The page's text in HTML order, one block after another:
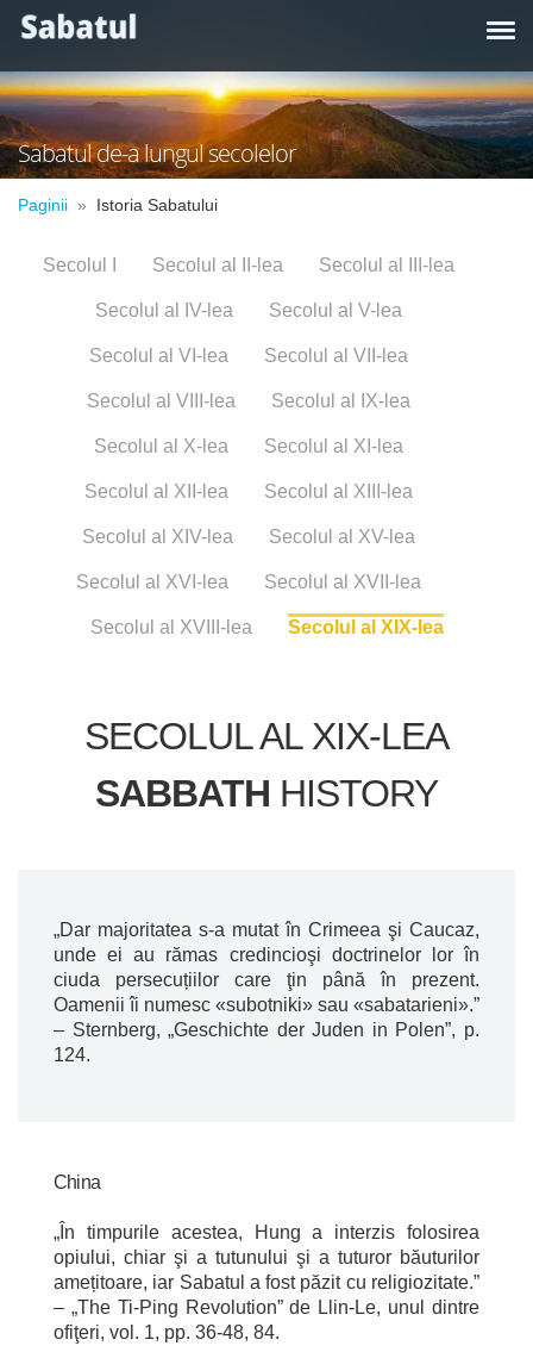
Sabatul de-a lungul secolelor
Paginii Istoria Sabatului
Secolul I Secolul al II-lea Secolul al III-lea
Secolul al IV-lea Secolul al V-lea
Secolul al VI-lea Secolul al VII-lea
Secolul al VIII-lea Secolul al IX-lea
Secolul al X-lea Secolul al XI-lea
Secolul al XII-lea Secolul al XIII-lea
Secolul al XIV-lea Secolul al XV-lea
Secolul al XVI-lea Secolul al XVII-lea
Secolul al XVIII-lea Secolul al XIX-lea
SECOLUL AL XIX-LEA
SABBATH HISTORY
„Dar majoritatea s-a mutat în Crimeea şi Caucaz,
unde ei au rămas credincioşi doctrinelor lor în
ciuda persecuțiilor care ţin până în prezent.
Oamenii îi numesc «subotniki» sau «sabatarieni».”
– Sternberg, „Geschichte der Juden in Polen”, p.
124.
China
„În timpurile acestea, Hung a interzis folosirea
opiului, chiar şi a tutunului şi a tuturor băuturilor
amețitoare, iar Sabatul a fost păzit cu religiozitate.”
– „The Ti-Ping Revolution” de Llin-Le, unul dintre
ofiţeri, vol. 1, pp. 36-48, 84.